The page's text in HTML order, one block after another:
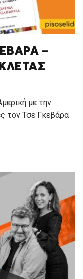
–
με την
τον Τσε Γκεβάρα